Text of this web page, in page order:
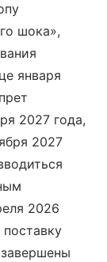
шока»,
января
2027 года,
2027
2026